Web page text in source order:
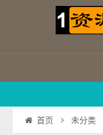
首页 未分类